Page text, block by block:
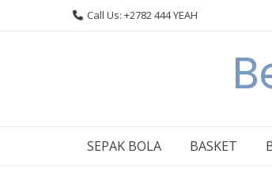
Call Us: +2782 444 YEAH
SEPAK BOLA BASKET